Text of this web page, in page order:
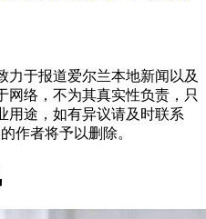
力于报道爱尔兰本地新闻以及
网络，不为其真实性负责，只
用途，如有异议请及时联系
作者将予以删除。